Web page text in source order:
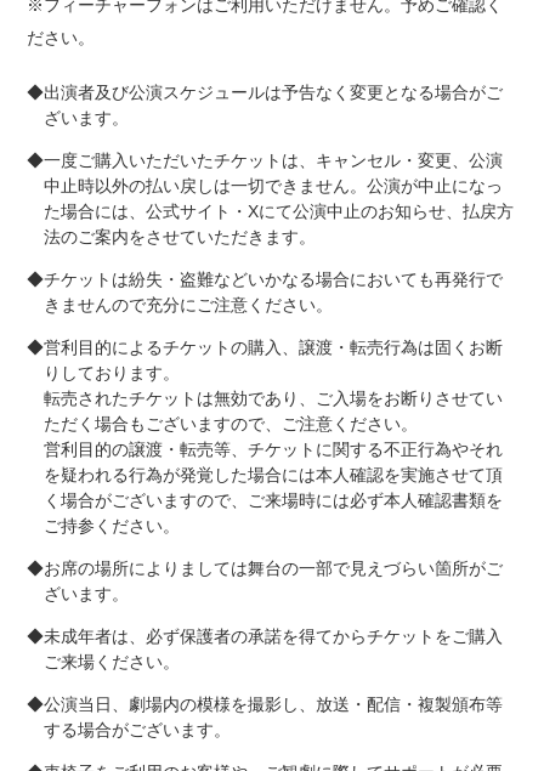
※フィーチャーフォンはご利用いただけません。予めご確認く
ださい。
◆出演者及び公演スケジュールは予告なく変更となる場合がご
ざいます。
◆一度ご購入いただいたチケットは、キャンセル・変更、公演
中止時以外の払い戻しは一切できません。公演が中止になっ
た場合には、公式サイト・Xにて公演中止のお知らせ、払戻方
法のご案内をさせていただきます。
◆チケットは紛失・盗難などいかなる場合においても再発行で
きませんので充分にご注意ください。
◆営利目的によるチケットの購入、譲渡・転売行為は固くお断
りしております。
転売されたチケットは無効であり、ご入場をお断りさせてい
ただく場合もございますので、ご注意ください。
営利目的の譲渡・転売等、チケットに関する不正行為やそれ
を疑われる行為が発覚した場合には本人確認を実施させて頂
く場合がございますので、ご来場時には必ず本人確認書類を
ご持参ください。
◆お席の場所によりましては舞台の一部で見えづらい箇所がご
ざいます。
◆未成年者は、必ず保護者の承諾を得てからチケットをご購入
ご来場ください。
◆公演当日、劇場内の模様を撮影し、放送・配信・複製頒布等
する場合がございます。